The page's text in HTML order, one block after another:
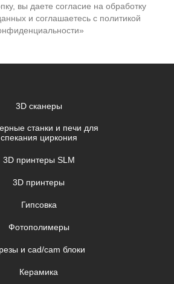
вы даете согласие на обработку
и соглашаетесь c политикой
3D сканеры
станки и печи для
спекания циркония
3D принтеры SLM
3D принтеры
Гипсовка
Фотополимеры
и cad/cam блоки
Керамика